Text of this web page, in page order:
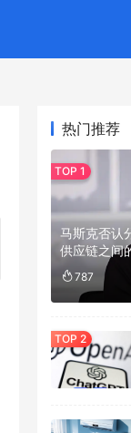
热门推荐
马斯克否认
供应链之间
787